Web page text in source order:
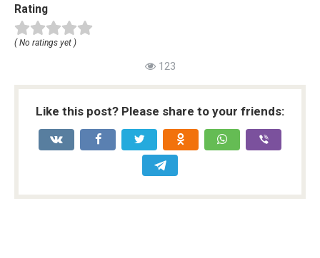
Rating
( No ratings yet )
123
Like this post? Please share to your friends: